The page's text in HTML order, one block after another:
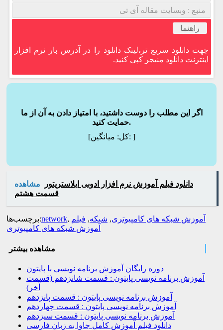
منبع : وبسایت مقاله آی تی
راهنما
جهت دانلود سریع تر،لینک دانلود را در آدرس بار نرم افزار
اینترنت دانلود منیجر کپی کنید.
اگر این مطلب را دوست داشتید، با امتیاز دادن به آن از ما
حمایت کنید.
[کل:میانگین: ]
مشاهده
دانلود فیلم آموزش نرم افزار ادوبی ایلاستریتور
قسمت هشتم
برچسب‌ها:network, آموزش شبکه های کامپیوتری, شبکه, فیلم
آموزش شبکه های کامپیوتری
مشاهده بیشتر
دوره رایگان آموزش برنامه نویسی با پایتون
آموزش برنامه نویسی پایتون : قسمت شانزدهم (قسمت
آخر)
آموزش برنامه نویسی پایتون : قسمت پانزدهم
آموزش برنامه نویسی پایتون : قسمت چهاردهم
آموزش برنامه نویسی پایتون : قسمت سیزدهم
دانلود فیلم آموزش کامل جاوا به زبان فارسی